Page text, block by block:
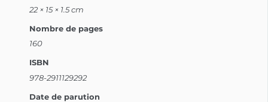
22 × 15 × 1.5 cm
Nombre de pages
160
ISBN
978-2911129292
Date de parution